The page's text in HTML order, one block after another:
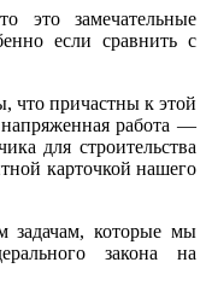
это замечательные
если сравнить с
что причастны к этой
напряженная работа —
для строительства
карточкой нашего
задачам, которые мы
закона на